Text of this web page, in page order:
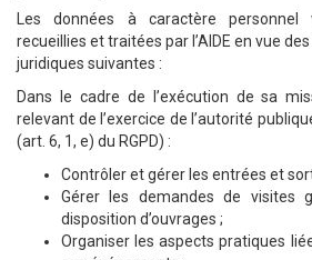
Les données à caractère personnel
recueillies et traitées par l’AIDE en vue
juridiques suivantes :
Dans le cadre de l’exécution de sa
relevant de l’exercice de l’autorité
(art. 6, 1, e) du RGPD) :
Contrôler et gérer les entrées et
Gérer les demandes de visites
disposition d’ouvrages ;
Organiser les aspects pratiques